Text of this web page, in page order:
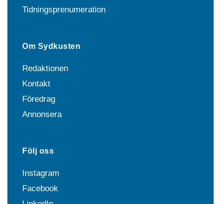
Tidningsprenumeration
Om Sydkusten
Redaktionen
Kontakt
Föredrag
Annonsera
Följ oss
Instagram
Facebook